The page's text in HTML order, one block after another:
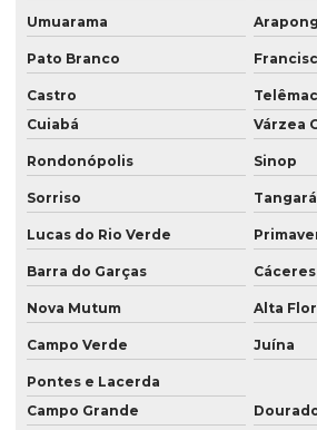
Serviço de consultoria ambiental no
Serviço de consultoria ambiental no pr
Serviço de consultoria ambiental em
Serviço de consultoria ambiental em
Serviço de consultoria ambiental em são
Serviço de georreferenciamento em londrina
Serviço de georreferenciamento no paraná
Serviço de georreferenciamento no pr
Serviço de georreferenciamento em
Umuarama
Pato Branco
Castro
Cuiabá
Várzea
Rondonópolis Sinop
Sorriso
Lucas do Rio Verde
Barra do Garças Cáceres
Nova Mutum Alta
Campo Verde Juína
Pontes e Lacerda
Campo Grande